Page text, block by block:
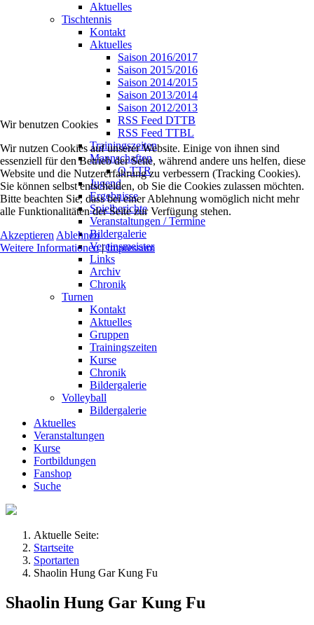
Aktuelles
Tischtennis
Kontakt
Aktuelles
Saison 2016/2017
Saison 2015/2016
Saison 2014/2015
Saison 2013/2014
Saison 2012/2013
RSS Feed DTTB
RSS Feed TTBL
Trainingszeiten
Mannschaften
Q-TTR
Jugend
Ergebnisse
Spielberichte
Veranstaltungen / Termine
Bildergalerie
Vereinsmeister
Links
Archiv
Chronik
Turnen
Kontakt
Aktuelles
Gruppen
Trainingszeiten
Kurse
Chronik
Bildergalerie
Volleyball
Bildergalerie
Aktuelles
Veranstaltungen
Kurse
Fortbildungen
Fanshop
Suche
Aktuelle Seite:
Startseite
Sportarten
Shaolin Hung Gar Kung Fu
Shaolin Hung Gar Kung Fu
Wir benutzen Cookies
Wir nutzen Cookies auf unserer Website. Einige von ihnen sind
essenziell für den Betrieb der Seite, während andere uns helfen, diese
Website und die Nutzererfahrung zu verbessern (Tracking Cookies).
Sie können selbst entscheiden, ob Sie die Cookies zulassen möchten.
Bitte beachten Sie, dass bei einer Ablehnung womöglich nicht mehr
alle Funktionalitäten der Seite zur Verfügung stehen.
Akzeptieren Ablehnen
Weitere Informationen|Impressum